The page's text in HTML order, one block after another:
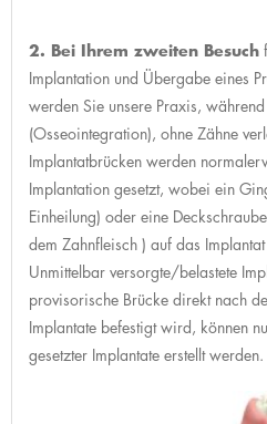
2. Bei Ihrem zweiten Besuch
Implantation und Übergabe eines
werden Sie unsere Praxis,
(Osseointegration), ohne Zähne
Implantatbrücken werden
Implantation gesetzt, wobei ein
Einheilung) oder eine
dem Zahnfleisch ) auf das
Unmittelbar versorgte/belastete
provisorische Brücke direkt nach
Implantate befestigt wird, können
gesetzter Implantate erstellt werden.